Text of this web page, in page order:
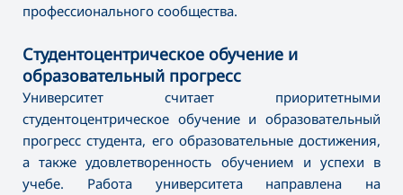
профессионального сообщества.
Студентоцентрическое обучение и
образовательный прогресс
Университет считает приоритетными
студентоцентрическое обучение и образовательный
прогресс студента, его образовательные достижения,
а также удовлетворенность обучением и успехи в
учебе. Работа университета направлена на